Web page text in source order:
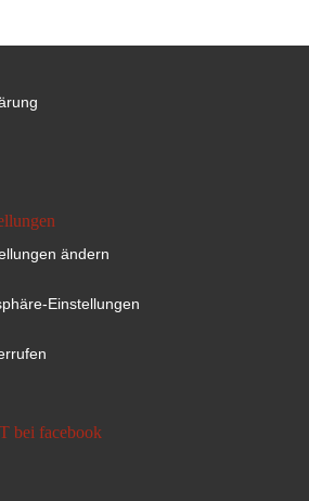
ändern
Einstellungen
bei facebook